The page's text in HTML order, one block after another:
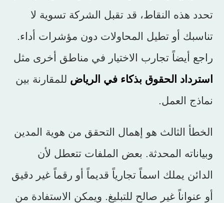
تحدد هذه النقاط، قد تقبل الشركة تسوية لا
تناسبك أو تطيل المحاولات دون مؤشرات أداء.
راجع أيضاً تجارب الاختيار في مناطق أخرى مثل
استرداد الحقوق بذكاء في الرياض للمقارنة بين
نماذج العمل.
الخطأ الثالث هو إهمال التحقق من هوية المدين
وبياناته المحدثة. بعض الملفات تتعطل لأن
الدائن يملك اسماً تجارياً قديماً أو رقماً غير دقيق
أو عنواناً غير صالح للتبليغ. ويمكن الاستفادة من